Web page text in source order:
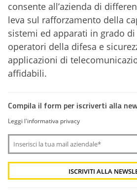
consente all’azienda di
leva sul rafforzamento della
sistemi ed apparati in grado
operatori della difesa e
applicazioni di
affidabili.
Compila il form per iscriverti alla
Leggi l'informativa privacy